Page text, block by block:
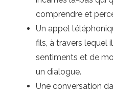
comprendre et
Un appel
fils, à travers lequel
sentiments et de
un dialogue.
Une conversation